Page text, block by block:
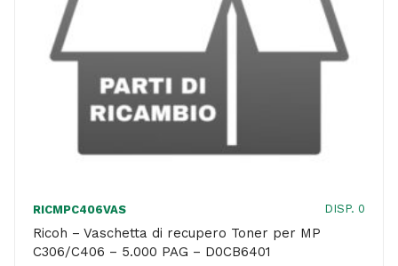
RICMPC406VAS DISP. 0
Ricoh – Vaschetta di recupero Toner per MP
C306/C406 – 5.000 PAG – D0CB6401